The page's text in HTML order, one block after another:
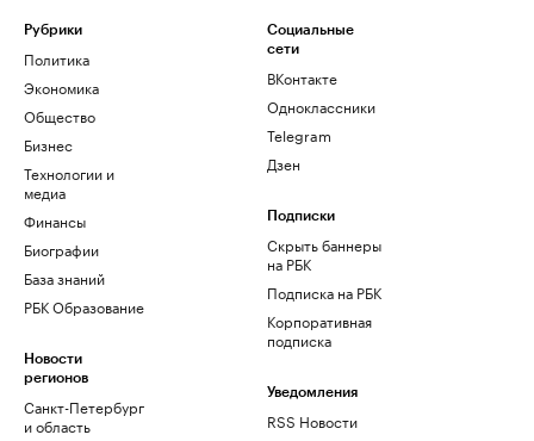
Рубрики
Политика
Экономика
Общество
Бизнес
Технологии и
медиа
Финансы
Биографии
База знаний
РБК Образование
Новости
регионов
Санкт-Петербург
и область
Социальные
сети
ВКонтакте
Одноклассники
Telegram
Дзен
Подписки
Скрыть баннеры
на РБК
Подписка на РБК
Корпоративная
подписка
Уведомления
RSS Новости